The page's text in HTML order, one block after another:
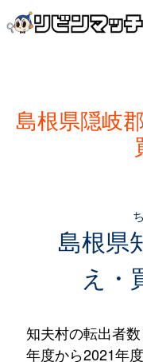
島根県隠岐
島根県
え・
知夫村の転出者
年度から2021年